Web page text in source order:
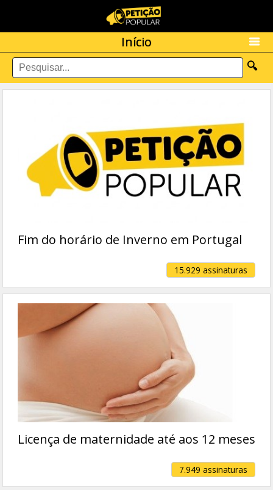
Início
🔍
Fim do horário de Inverno em Portugal
15.929 assinaturas
Licença de maternidade até aos 12 meses
7.949 assinaturas